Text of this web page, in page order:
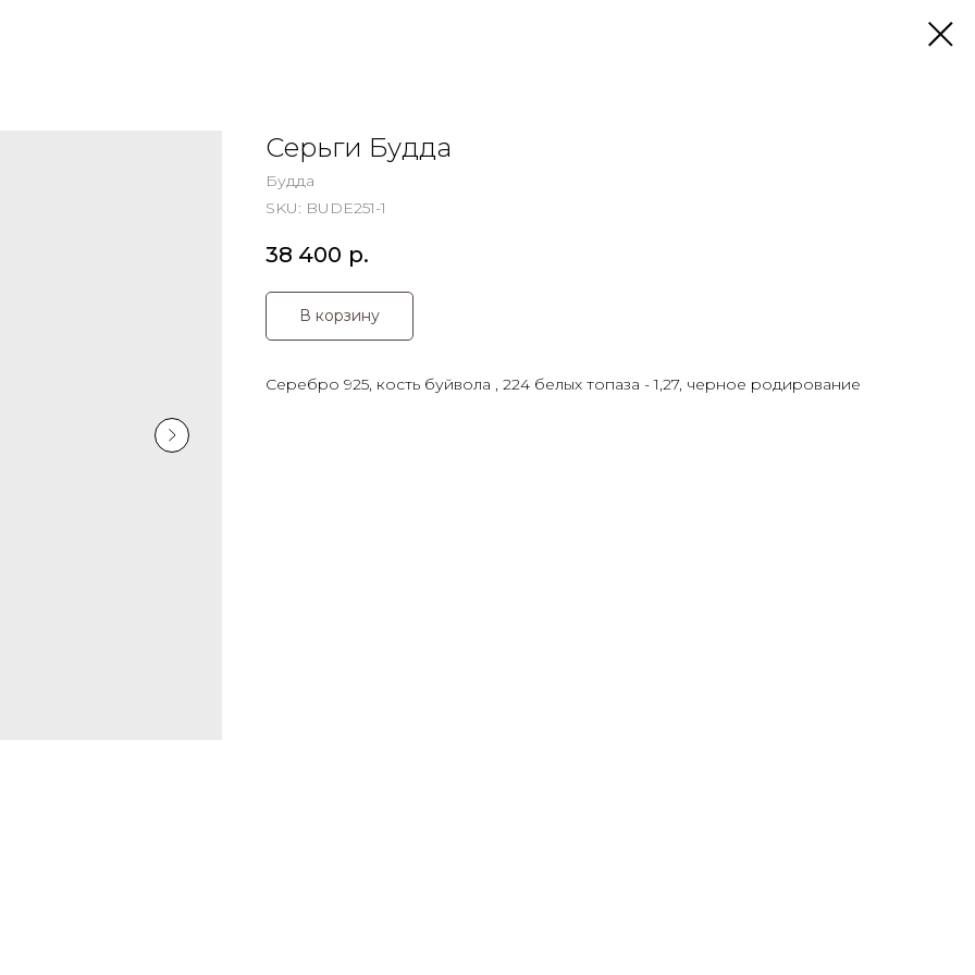
Серьги Будда
Будда
SKU: BUDE251-1
38 400 р.
В корзину
Серебро 925, кость буйвола , 224 белых топаза - 1,27, черное родирование